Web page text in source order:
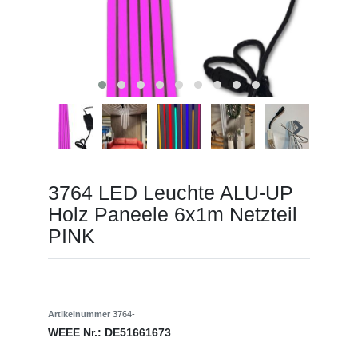
3764 LED Leuchte ALU-UP
Holz Paneele 6x1m Netzteil
PINK
Artikelnummer 3764-
WEEE Nr.: DE51661673